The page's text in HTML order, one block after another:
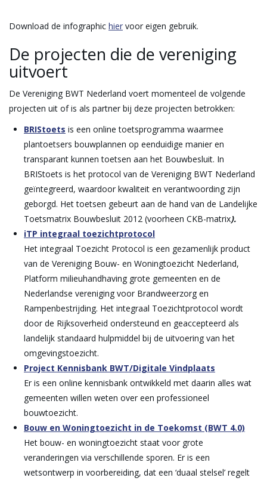
Download de infographic hier voor eigen gebruik.
De projecten die de vereniging
uitvoert
De Vereniging BWT Nederland voert momenteel de volgende
projecten uit of is als partner bij deze projecten betrokken:
BRIStoets is een online toetsprogramma waarmee
plantoetsers bouwplannen op eenduidige manier en
transparant kunnen toetsen aan het Bouwbesluit. In
BRIStoets is het protocol van de Vereniging BWT Nederland
geïntegreerd, waardoor kwaliteit en verantwoording zijn
geborgd. Het toetsen gebeurt aan de hand van de Landelijke
Toetsmatrix Bouwbesluit 2012 (voorheen CKB-matrix).
iTP integraal toezichtprotocol
Het integraal Toezicht Protocol is een gezamenlijk product
van de Vereniging Bouw- en Woningtoezicht Nederland,
Platform milieuhandhaving grote gemeenten en de
Nederlandse vereniging voor Brandweerzorg en
Rampenbestrijding. Het integraal Toezichtprotocol wordt
door de Rijksoverheid ondersteund en geaccepteerd als
landelijk standaard hulpmiddel bij de uitvoering van het
omgevingstoezicht.
Project Kennisbank BWT/Digitale Vindplaats
Er is een online kennisbank ontwikkeld met daarin alles wat
gemeenten willen weten over een professioneel
bouwtoezicht.
Bouw en Woningtoezicht in de Toekomst (BWT 4.0)
Het bouw- en woningtoezicht staat voor grote
veranderingen via verschillende sporen. Er is een
wetsontwerp in voorbereiding, dat een ‘duaal stelsel’ regelt